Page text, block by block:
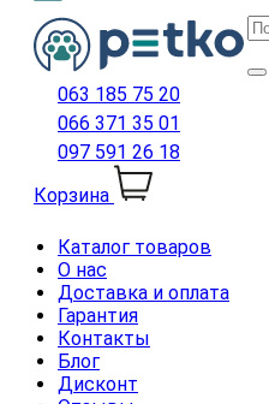
063 185 75 20
066 371 35 01
097 591 26 18
Корзина
Каталог товаров
О нас
Доставка и оплата
Гарантия
Контакты
Блог
Дисконт